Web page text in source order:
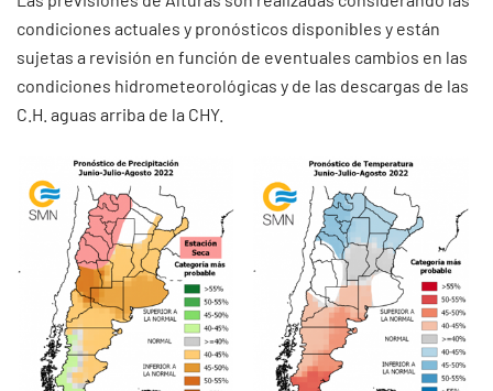
condiciones actuales y pronósticos disponibles y están
sujetas a revisión en función de eventuales cambios en las
condiciones hidrometeorológicas y de las descargas de las
C.H. aguas arriba de la CHY.